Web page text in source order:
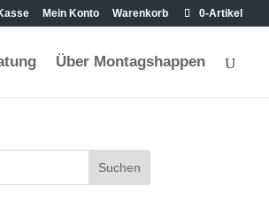
Mein Konto Warenkorb 0-Artikel
Über Montagshappen